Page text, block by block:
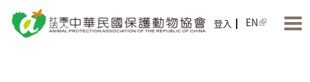
登入 EN